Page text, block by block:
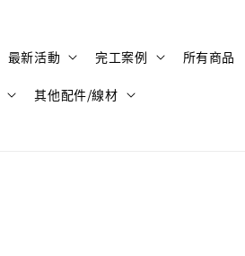
最新活動 完工案例 所有商品
其他配件/線材